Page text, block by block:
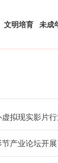
文明培育 未成
拟现实影片
产业论坛开